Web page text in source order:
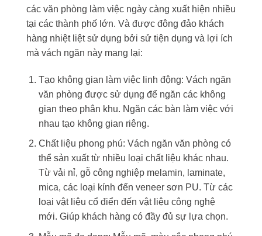
các văn phòng làm việc ngày càng xuất hiện nhiều
tại các thành phố lớn. Và được đông đảo khách
hàng nhiệt liệt sử dụng bởi sử tiện dụng và lợi ích
mà vách ngăn này mang lại:
Tạo không gian làm việc linh động: Vách ngăn
văn phòng được sử dụng để ngăn các không
gian theo phân khu. Ngăn các bàn làm việc với
nhau tạo không gian riêng.
Chất liệu phong phú: Vách ngăn văn phòng có
thể sản xuất từ nhiều loại chất liệu khác nhau.
Từ vải nỉ, gỗ công nghiệp melamin, laminate,
mica, các loại kính đến veneer sơn PU. Từ các
loại vật liệu cổ điển đến vật liệu công nghệ
mới. Giúp khách hàng có đầy đủ sự lựa chọn.